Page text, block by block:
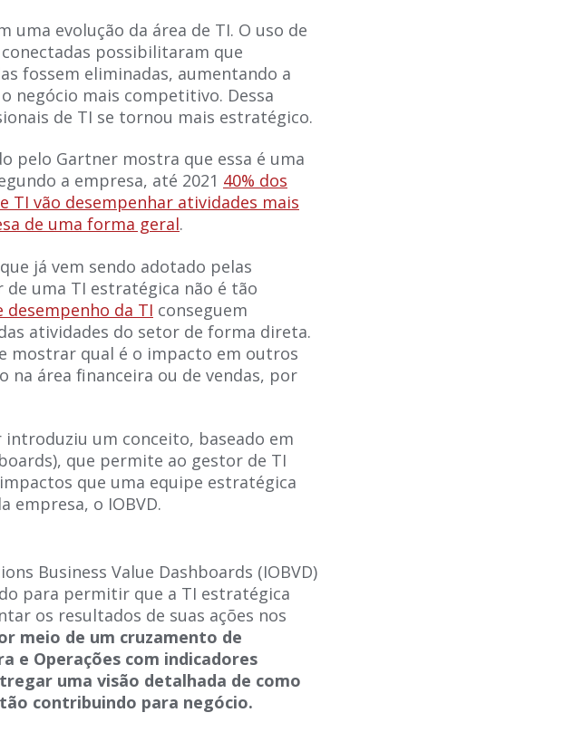
uma evolução da área de TI. O uso de
possibilitaram que
fossem eliminadas, aumentando a
negócio mais competitivo. Dessa
de TI se tornou mais estratégico.
pelo Gartner mostra que essa é uma
a empresa, até 2021 40% dos
TI vão desempenhar atividades mais
de uma forma geral.
já vem sendo adotado pelas
uma TI estratégica não é tão
desempenho da TI conseguem
atividades do setor de forma direta.
mostrar qual é o impacto em outros
na área financeira ou de vendas, por
introduziu um conceito, baseado em
que permite ao gestor de TI
que uma equipe estratégica
empresa, o IOBVD.
Business Value Dashboards (IOBVD)
para permitir que a TI estratégica
os resultados de suas ações nos
meio de um cruzamento de
e Operações com indicadores
uma visão detalhada de como
contribuindo para negócio.